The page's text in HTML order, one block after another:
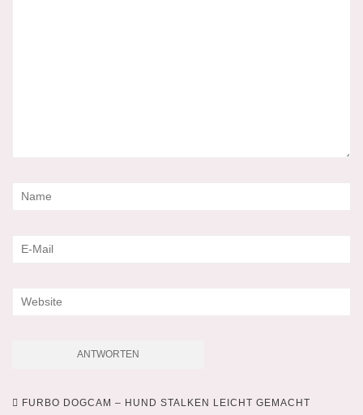
FURBO DOGCAM – HUND STALKEN LEICHT GEMACHT